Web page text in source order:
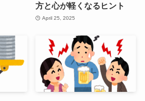
方と心が軽くなるヒント
April 25, 2025